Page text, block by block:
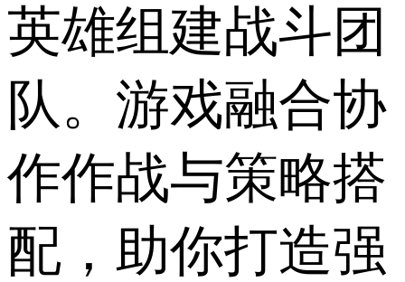
英雄组建战斗团
队。游戏融合协
作作战与策略搭
配，助你打造强